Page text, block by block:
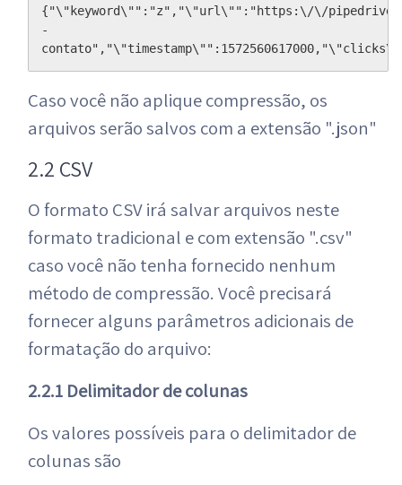
{"\"keyword\"":"z","\"url\"":"https:\/\/
-
Caso você não aplique compressão, os
arquivos serão salvos com a extensão ".json"
2.2 CSV
O formato CSV irá salvar arquivos neste
formato tradicional e com extensão ".csv"
caso você não tenha fornecido nenhum
método de compressão. Você precisará
fornecer alguns parâmetros adicionais de
formatação do arquivo:
2.2.1 Delimitador de colunas
Os valores possíveis para o delimitador de
colunas são